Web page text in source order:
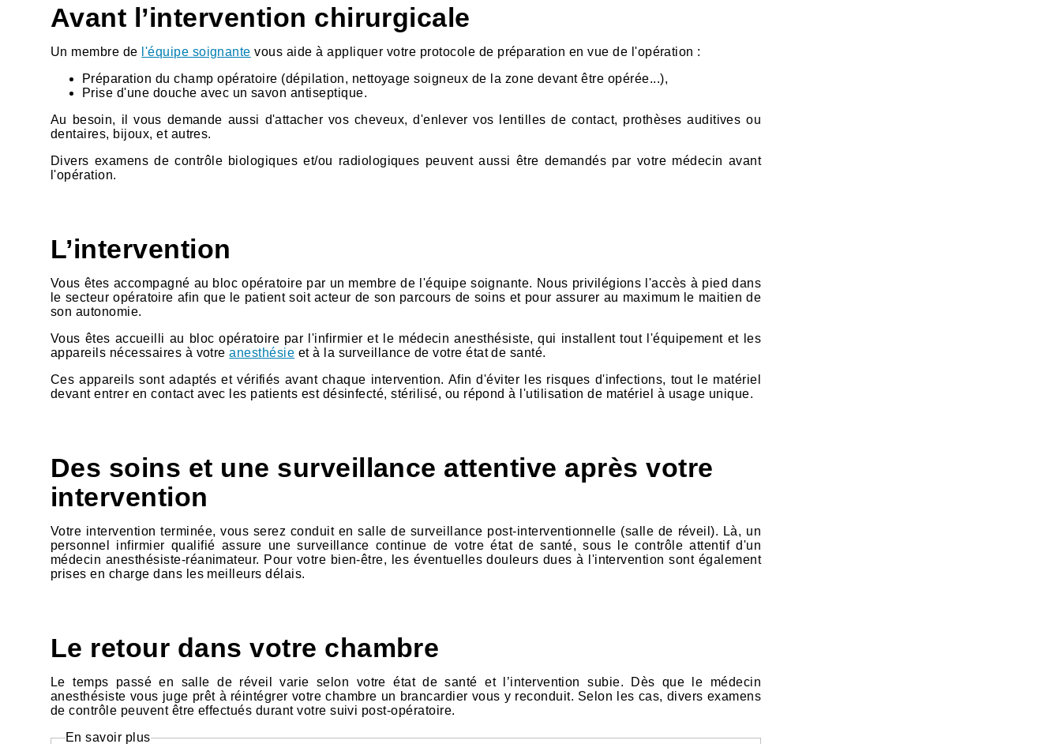
Avant l’intervention chirurgicale
Un membre de l'équipe soignante vous aide à appliquer votre protocole de préparation en vue de l'opération :
Préparation du champ opératoire (dépilation, nettoyage soigneux de la zone devant être opérée...),
Prise d'une douche avec un savon antiseptique.
Au besoin, il vous demande aussi d'attacher vos cheveux, d'enlever vos lentilles de contact, prothèses auditives ou
dentaires, bijoux, et autres.
Divers examens de contrôle biologiques et/ou radiologiques peuvent aussi être demandés par votre médecin avant
l'opération.
L’intervention
Vous êtes accompagné au bloc opératoire par un membre de l'équipe soignante. Nous privilégions l'accès à pied dans
le secteur opératoire afin que le patient soit acteur de son parcours de soins et pour assurer au maximum le maitien de
son autonomie.
Vous êtes accueilli au bloc opératoire par l'infirmier et le médecin anesthésiste, qui installent tout l'équipement et les
appareils nécessaires à votreanesthésie et à la surveillance de votre état de santé.
Ces appareils sont adaptés et vérifiés avant chaque intervention. Afin d'éviter les risques d'infections, tout le matériel
devant entrer en contact avec les patients est désinfecté, stérilisé, ou répond à l'utilisation de matériel à usage unique.
Des soins et une surveillance attentive après votre
intervention
Votre intervention terminée, vous serez conduit en salle de surveillance post-interventionnelle (salle de réveil). Là, un
personnel infirmier qualifié assure une surveillance continue de votre état de santé, sous le contrôle attentif d'un
médecin anesthésiste-réanimateur. Pour votre bien-être, les éventuelles douleurs dues à l'intervention sont également
prises en charge dans les meilleurs délais.
Le retour dans votre chambre
Le temps passé en salle de réveil varie selon votre état de santé et l’intervention subie. Dès que le médecin
anesthésiste vous juge prêt à réintégrer votre chambre un brancardier vous y reconduit. Selon les cas, divers examens
de contrôle peuvent être effectués durant votre suivi post-opératoire.
En savoir plus